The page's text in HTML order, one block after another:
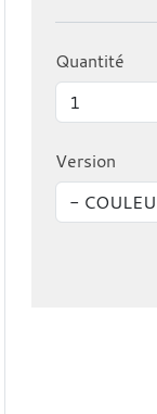
Quantité
Version